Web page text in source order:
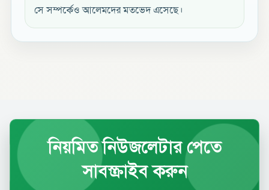
সে সম্পর্কেও আলেমদের মতভেদ এসেছে।
নিয়মিত নিউজলেটার পেতে
সাবস্ক্রাইব করুন